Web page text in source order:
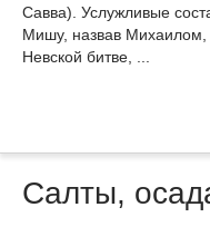
Савва). Услужливые
Мишу, назвав Михаилом,
Невской битве, ...
Салты,